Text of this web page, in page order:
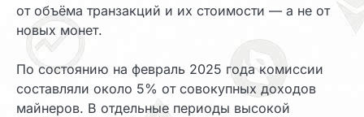
от объёма транзакций и их стоимости — а не от
новых монет.
По состоянию на февраль 2025 года комиссии
составляли около 5% от совокупных доходов
майнеров. В отдельные периоды высокой